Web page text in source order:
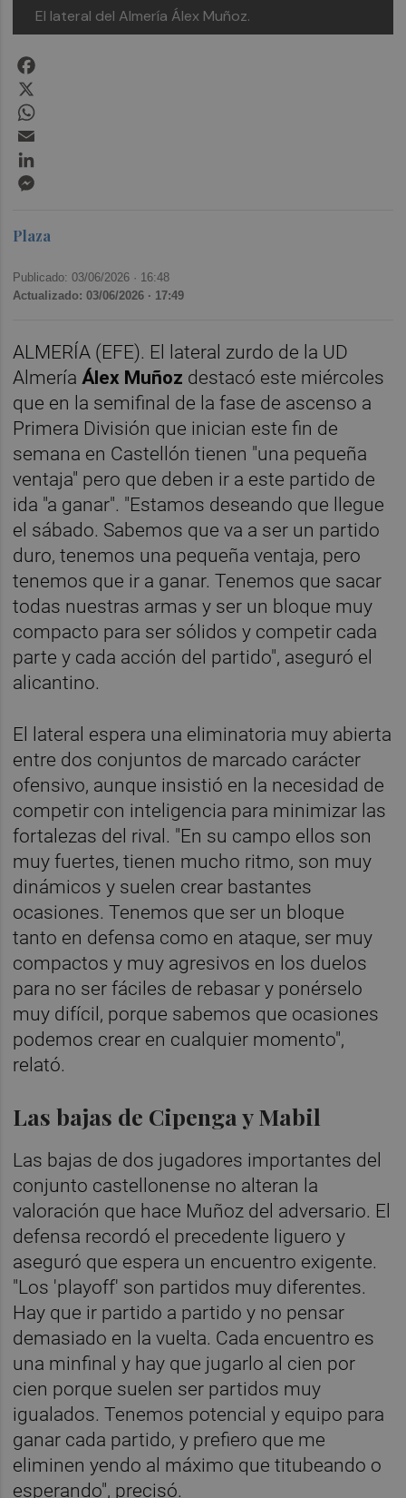
El lateral del Almería Álex Muñoz.
Plaza
Publicado: 03/06/2026 · 16:48
Actualizado: 03/06/2026 · 17:49
ALMERÍA (EFE). El lateral zurdo de la UD
AlmeríaÁlex Muñoz destacó este miércoles
que en la semifinal de la fase de ascenso a
Primera División que inician este fin de
semana en Castellón tienen "una pequeña
ventaja" pero que deben ir a este partido de
ida "a ganar". "Estamos deseando que llegue
el sábado. Sabemos que va a ser un partido
duro, tenemos una pequeña ventaja, pero
tenemos que ir a ganar. Tenemos que sacar
todas nuestras armas y ser un bloque muy
compacto para ser sólidos y competir cada
parte y cada acción del partido", aseguró el
alicantino.
El lateral espera una eliminatoria muy abierta
entre dos conjuntos de marcado carácter
ofensivo, aunque insistió en la necesidad de
competir con inteligencia para minimizar las
fortalezas del rival. "En su campo ellos son
muy fuertes, tienen mucho ritmo, son muy
dinámicos y suelen crear bastantes
ocasiones. Tenemos que ser un bloque
tanto en defensa como en ataque, ser muy
compactos y muy agresivos en los duelos
para no ser fáciles de rebasar y ponérselo
muy difícil, porque sabemos que ocasiones
podemos crear en cualquier momento",
relató.
Las bajas de Cipenga y Mabil
Las bajas de dos jugadores importantes del
conjunto castellonense no alteran la
valoración que hace Muñoz del adversario. El
defensa recordó el precedente liguero y
aseguró que espera un encuentro exigente.
"Los 'playoff' son partidos muy diferentes.
Hay que ir partido a partido y no pensar
demasiado en la vuelta. Cada encuentro es
una minfinal y hay que jugarlo al cien por
cien porque suelen ser partidos muy
igualados. Tenemos potencial y equipo para
ganar cada partido, y prefiero que me
eliminen yendo al máximo que titubeando o
esperando", precisó.